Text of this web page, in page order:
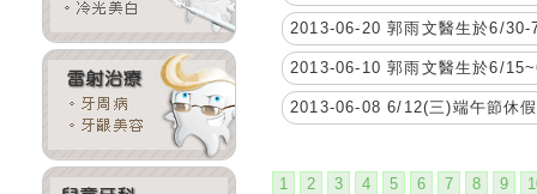
2013-06-20 郭雨文醫生於6/30-
2013-06-10 郭雨文醫生於6/
2013-06-08 6/12(三)端午節休
1 2 3 4 5 6 7 8 9